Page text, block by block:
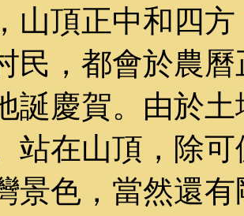
山頂正中和四
民，都會於農
誕慶賀。由於
站在山頂，除
景色，當然還